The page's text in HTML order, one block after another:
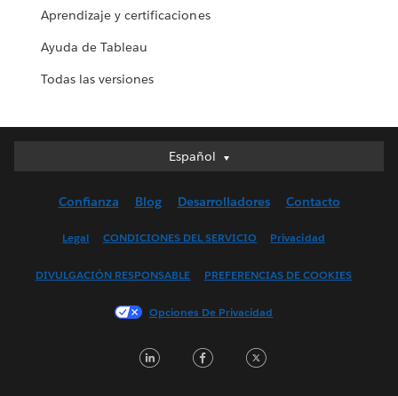
Aprendizaje y certificaciones
Ayuda de Tableau
Todas las versiones
Español
Español
English (UK)
Français (France)
한국어
Confianza Blog Desarrolladores Contacto
Legal CONDICIONES DEL SERVICIO Privacidad
DIVULGACIÓN RESPONSABLE PREFERENCIAS DE COOKIES
Opciones De Privacidad